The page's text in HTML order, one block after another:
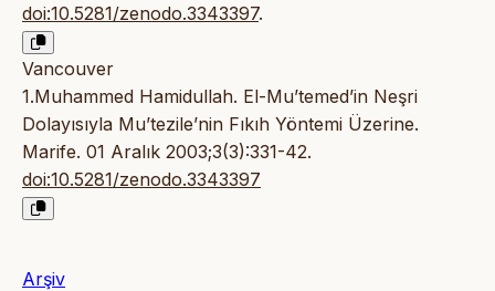
doi:10.5281/zenodo.3343397.
Vancouver
1.Muhammed Hamidullah. El-Mu’temed’in Neşri
Dolayısıyla Mu’tezile’nin Fıkıh Yöntemi Üzerine.
Marife. 01 Aralık 2003;3(3):331-42.
doi:10.5281/zenodo.3343397
Arşiv